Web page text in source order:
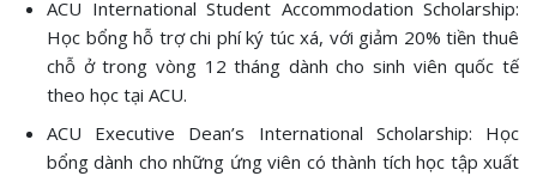
ACU International Student Accommodation Scholarship:
Học bổng hỗ trợ chi phí ký túc xá, với giảm 20% tiền thuê
chỗ ở trong vòng 12 tháng dành cho sinh viên quốc tế
theo học tại ACU.
ACU Executive Dean’s International Scholarship: Học
bổng dành cho những ứng viên có thành tích học tập xuất